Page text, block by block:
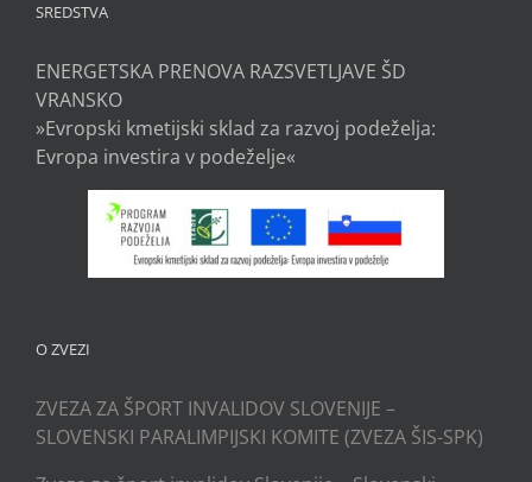
SREDSTVA
ENERGETSKA PRENOVA RAZSVETLJAVE ŠD
VRANSKO
»Evropski kmetijski sklad za razvoj podeželja:
Evropa investira v podeželje«
O ZVEZI
ZVEZA ZA ŠPORT INVALIDOV SLOVENIJE –
SLOVENSKI PARALIMPIJSKI KOMITE (ZVEZA ŠIS-SPK)